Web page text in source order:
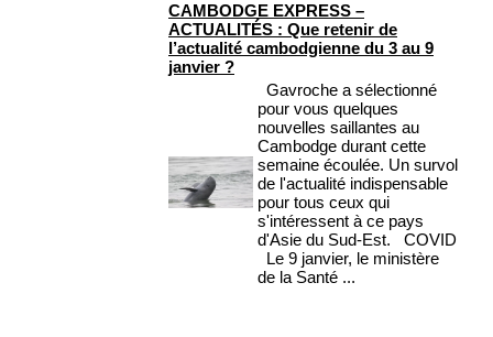
CAMBODGE EXPRESS –
ACTUALITÉS : Que retenir de
l’actualité cambodgienne du 3 au 9
janvier ?
Gavroche a sélectionné
pour vous quelques
nouvelles saillantes au
Cambodge durant cette
semaine écoulée. Un survol
de l'actualité indispensable
pour tous ceux qui
s'intéressent à ce pays
d'Asie du Sud-Est. COVID
Le 9 janvier, le ministère
de la Santé ...